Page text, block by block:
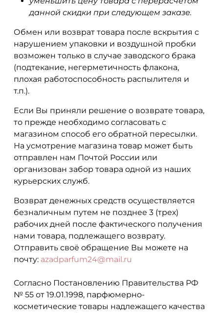
данной скидки при следующем заказе.
Обмен или возврат товара после вскрытия с
нарушением упаковки и воздушной пробки
возможен только в случае заводского брака
(подтекание, негерметичность флакона,
плохая работоспособность распылителя и
т.п.).
Если Вы приняли решение о возврате товара,
то прежде необходимо согласовать с
магазином способ его обратной пересылки.
На усмотрение магазина товар может быть
отправлен нам Почтой России или
организован забор товара одной из наших
курьерских служб.
Возврат денежных средств осуществляется
безналичным путем не позднее 3 (трех)
рабочих дней после фактического получения
нами товара, подлежащего возврату.
Отправить своё обращение Вы можете на
почту: azadparfum24@mail.ru
Согласно Постановлению Правительства РФ
№ 55 от 19.01.1998, парфюмерно-
косметические товары надлежащего качества